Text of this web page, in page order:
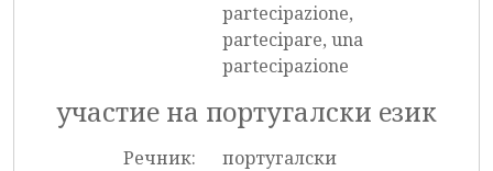
partecipazione,
partecipare, una
partecipazione
участие на португалски език
Речник:
португалски